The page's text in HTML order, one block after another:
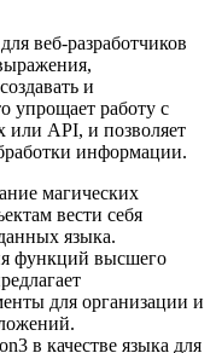
веб-разработчиков
и
упрощает работу с
API, и позволяет
информации.
магических
вести себя
языка.
функций высшего
для организации и
в качестве языка для